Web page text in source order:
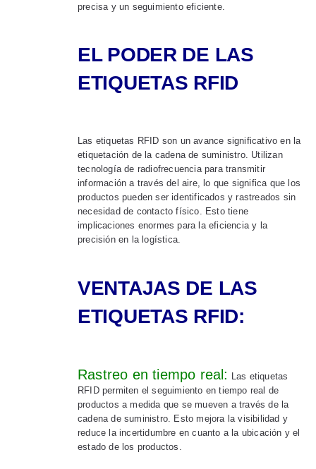
precisa y un seguimiento eficiente.
EL PODER DE LAS
ETIQUETAS RFID
Las etiquetas RFID son un avance significativo en la
etiquetación de la cadena de suministro. Utilizan
tecnología de radiofrecuencia para transmitir
información a través del aire, lo que significa que los
productos pueden ser identificados y rastreados sin
necesidad de contacto físico. Esto tiene
implicaciones enormes para la eficiencia y la
precisión en la logística.
VENTAJAS DE LAS
ETIQUETAS RFID:
Rastreo en tiempo real: Las etiquetas
RFID permiten el seguimiento en tiempo real de
productos a medida que se mueven a través de la
cadena de suministro. Esto mejora la visibilidad y
reduce la incertidumbre en cuanto a la ubicación y el
estado de los productos.